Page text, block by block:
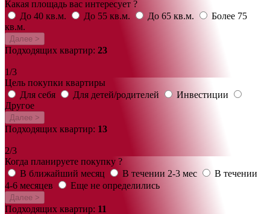
Какая площадь вас интересует ?
До 40 кв.м.
До 55 кв.м. До 65 кв.м.
Более 75
кв.м.
Далее >
Подходящих квартир: 23
1/3
Цель покупки квартиры
Для себя
Для детей/родителей
Инвестиции
Другое
Далее >
Подходящих квартир: 13
2/3
Когда планируете покупку ?
В ближайший месяц
В течении 2-3 мес
В течении
4-6 месяцев
Еще не определились
Далее >
Подходящих квартир: 11